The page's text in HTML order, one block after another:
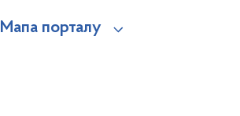
Мапа порталу